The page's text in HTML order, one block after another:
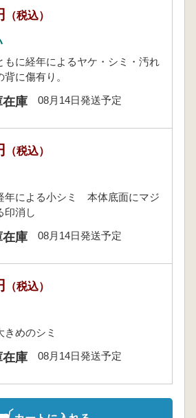
（税込）
もに経年によるヤケ・シミ・汚れ
に傷有り。
在庫 08月14日発送予定
（税込）
年による小シミ 本体底面にマジ
印消し
在庫 08月14日発送予定
（税込）
きめのシミ
在庫 08月14日発送予定